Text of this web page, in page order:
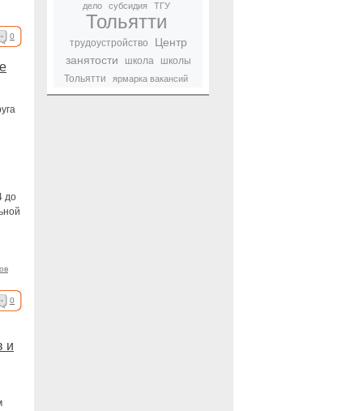
0
до
0
и
дело
субсидия ТГУ
Тольятти
трудоустройство
Центр
занятости
школа
школы
Тольятти
ярмарка вакансий